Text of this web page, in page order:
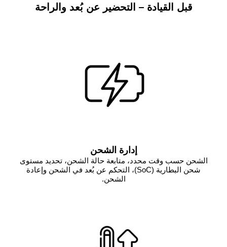
قبل القيادة – التحضير عن بُعد والراحة
إدارة الشحن
الشحن حسب وقت محدد، متابعة حالة الشحن، تحديد مستوى
شحن البطارية (SoC)
، التحكم عن بُعد في الشحن وإعادة
الشحن.